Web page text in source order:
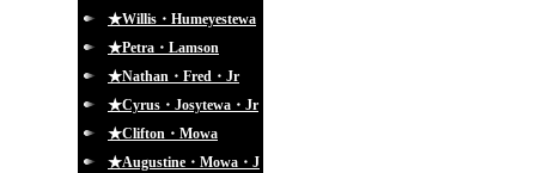
★Willis・Humeyestewa
★Petra・Lamson
★Nathan・Fred・Jr
★Cyrus・Josytewa・Jr
★Clifton・Mowa
★Augustine・Mowa・J